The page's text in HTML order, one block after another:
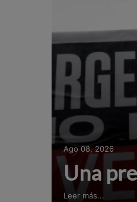
Ago 08, 2026
Una
Leer más...